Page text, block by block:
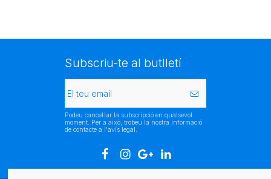
Subscriu-te al butlletí
Podeu cancel·lar la subscripció en qualsevol
moment. Per a això, trobeu la nostra informació
de contacte a l'avís legal.